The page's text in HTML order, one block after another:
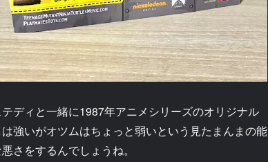
ディと一緒に1987年アニメシリーズのオリジナル
強いがオツムはちょっと弱いという見たまんまの能
さをするんでしょうね。